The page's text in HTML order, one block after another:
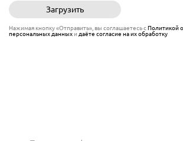
Загрузить
Нажимая кнопку «Отправить», вы соглашаетесь сПолитикой
персональных данныхи даёте согласие на их обработку